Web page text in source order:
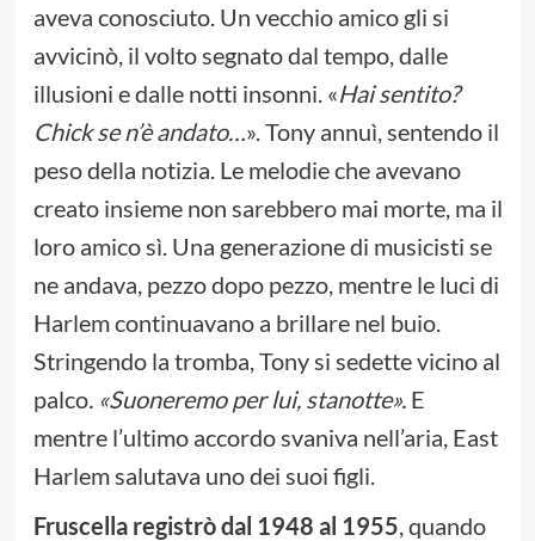
aveva conosciuto. Un vecchio amico gli si
avvicinò, il volto segnato dal tempo, dalle
illusioni e dalle notti insonni. «Hai sentito?
Chick se n’è andato…». Tony annuì, sentendo il
peso della notizia. Le melodie che avevano
creato insieme non sarebbero mai morte, ma il
loro amico sì. Una generazione di musicisti se
ne andava, pezzo dopo pezzo, mentre le luci di
Harlem continuavano a brillare nel buio.
Stringendo la tromba, Tony si sedette vicino al
palco. «Suoneremo per lui, stanotte». E
mentre l’ultimo accordo svaniva nell’aria, East
Harlem salutava uno dei suoi figli.
Fruscella registrò dal 1948 al 1955 , quando